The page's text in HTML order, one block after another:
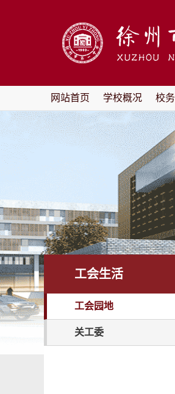
网站首页 学校概况 校
工会生活
工会园地
关工委